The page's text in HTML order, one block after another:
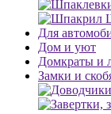
Для
Дом и уют
Домкраты и
Замки и